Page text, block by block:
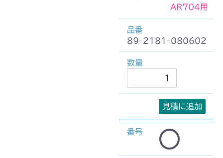
AR704用
89-2181-080602
見積に追加